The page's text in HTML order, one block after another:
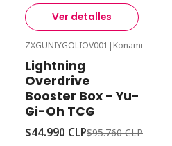
Ver detalles
Agotado
ZXGUNIYGOLIOV001 | Konami
Lightning
Overdrive
Booster Box - Yu-
Gi-Oh TCG
$44.990 CLP$95.760 CLP